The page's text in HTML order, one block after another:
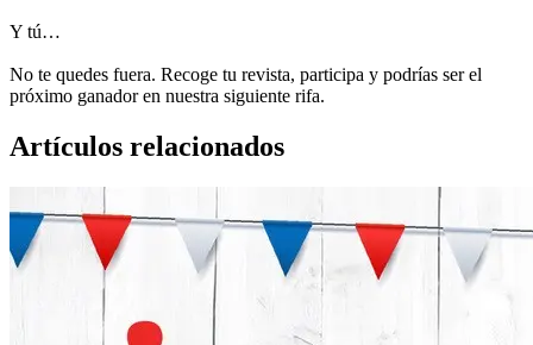
Y tú…
No te quedes fuera. Recoge tu revista, participa y podrías ser el
próximo ganador en nuestra siguiente rifa.
Artículos relacionados